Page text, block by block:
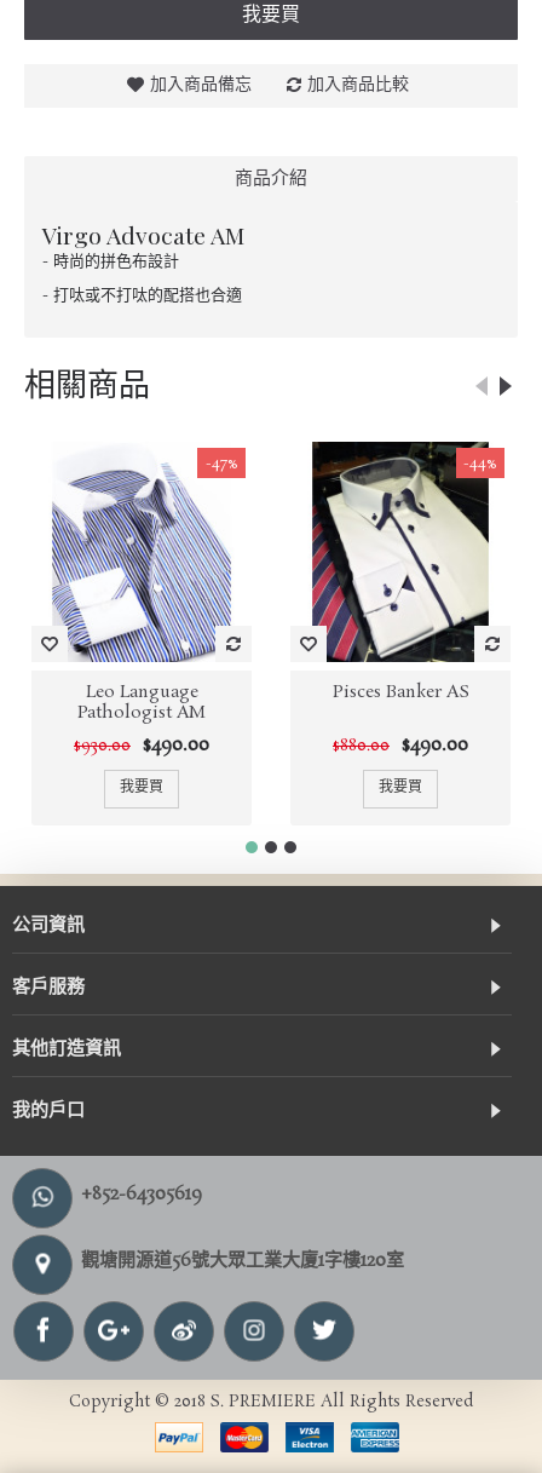
我要買
加入商品備忘 加入商品比較
商品介紹
Virgo Advocate AM
- 時尚的拼色布設計
- 打呔或不打呔的配搭也合適
相關商品
-47%
Leo Language
Pathologist AM
$930.00 $490.00
我要買
-44%
Pisces Banker AS
$880.00 $490.00
我要買
公司資訊
客戶服務
其他訂造資訊
我的戶口
+852-64305619
觀塘開源道56號大眾工業大廈1字樓120室
Copyright © 2018 S. PREMIERE All Rights Reserved